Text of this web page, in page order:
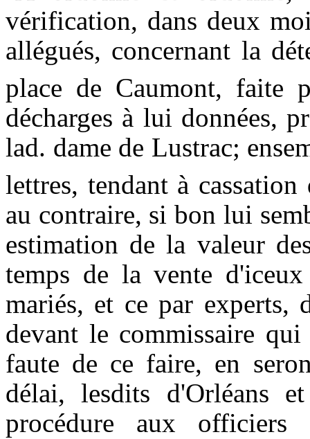
vérification, dans deux
allégués, concernant la
place de Caumont, faite
décharges à lui données,
lad. dame de Lustrac;
lettres, tendant à
au contraire, si bon lui
estimation de la valeur
temps de la vente
mariés, et ce par experts,
devant le commissaire
faute de ce faire, en
délai, lesdits d'Orléans
procédure aux officiers